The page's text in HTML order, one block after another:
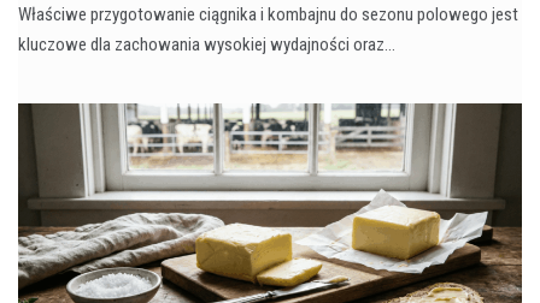
Właściwe przygotowanie ciągnika i kombajnu do sezonu polowego jest
kluczowe dla zachowania wysokiej wydajności oraz…